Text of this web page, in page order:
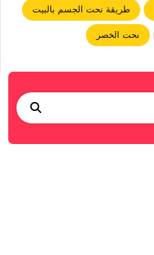
طريقة نحت الجسم بالبيت
نحت الخصر